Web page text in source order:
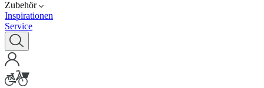
Zubehör
Inspirationen
Service